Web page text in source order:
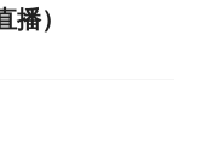
）